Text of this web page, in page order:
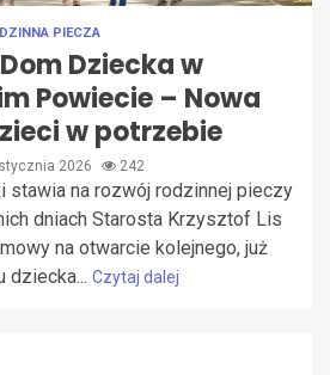
PIECZA
Dziecka w
Powiecie – Nowa
w potrzebie
2026 242
stawia na rozwój rodzinnej pieczy
dniach Starosta Krzysztof Lis
na otwarcie kolejnego, już
dziecka... Czytaj dalej